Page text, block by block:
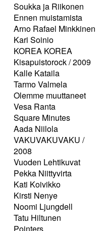
Soukka ja Riikonen
Ennen muistamista
Arno Rafael Minkkinen
Kari Soinio
KOREA KOREA
Kisapuistorock / 2009
Kalle Kataila
Tarmo Valmela
Olemme muuttaneet
Vesa Ranta
Square Minutes
Aada Niilola
VAKUVAKUVAKU /
2008
Vuoden Lehtikuvat
Pekka Niittyvirta
Kati Koivikko
Kirsti Nenye
Noomi Ljungdell
Tatu Hiltunen
Pointers